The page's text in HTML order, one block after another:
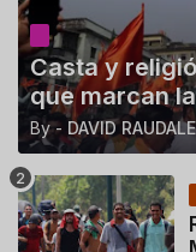
Casta y
que marcan
By - DAVID